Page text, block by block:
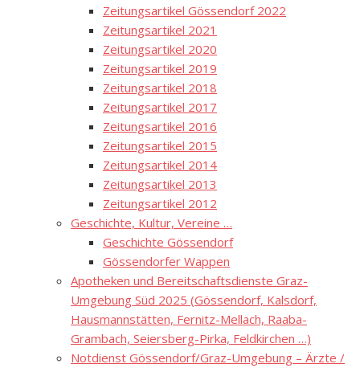
Zeitungsartikel Gössendorf 2022
Zeitungsartikel 2021
Zeitungsartikel 2020
Zeitungsartikel 2019
Zeitungsartikel 2018
Zeitungsartikel 2017
Zeitungsartikel 2016
Zeitungsartikel 2015
Zeitungsartikel 2014
Zeitungsartikel 2013
Zeitungsartikel 2012
Geschichte, Kultur, Vereine …
Geschichte Gössendorf
Gössendorfer Wappen
Apotheken und Bereitschaftsdienste Graz-
Umgebung Süd 2025 (Gössendorf, Kalsdorf,
Hausmannstätten, Fernitz-Mellach, Raaba-
Grambach, Seiersberg-Pirka, Feldkirchen …)
Notdienst Gössendorf/Graz-Umgebung – Ärzte /